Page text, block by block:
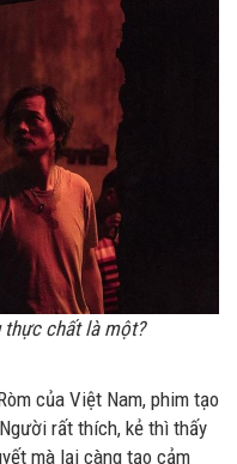
thực chất là một?
của Việt Nam, phim tạo
rất thích, kẻ thì thấy
mà lại càng tạo cảm